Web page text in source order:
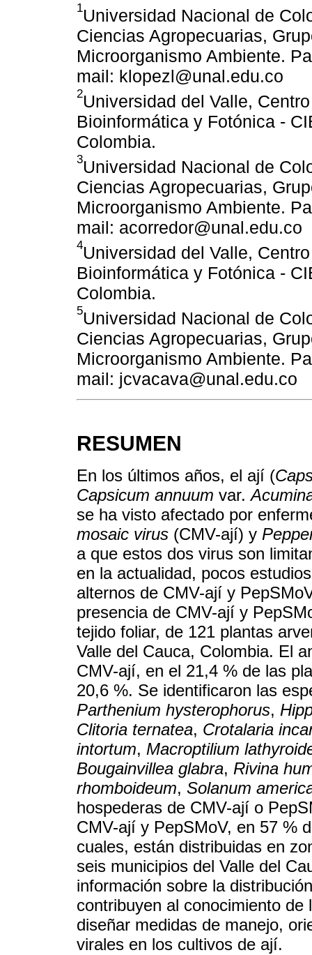
1Universidad Nacional de
Ciencias Agropecuarias,
Microorganismo Ambiente.
mail: klopezl@unal.edu.co
2Universidad del Valle,
Bioinformática y Fotónica -
Colombia.
3Universidad Nacional de
Ciencias Agropecuarias,
Microorganismo Ambiente.
mail: acorredor@unal.edu.co
4Universidad del Valle,
Bioinformática y Fotónica -
Colombia.
5Universidad Nacional de
Ciencias Agropecuarias,
Microorganismo Ambiente.
mail: jcvacava@unal.edu.co
RESUMEN
En los últimos años, el ají (
Capsicum annuum var.
se ha visto afectado por
mosaic virus (CMV-ají) y
a que estos dos virus son
en la actualidad, pocos
alternos de CMV-ají y
presencia de CMV-ají y
tejido foliar, de 121 plantas
Valle del Cauca, Colombia. El
CMV-ají, en el 21,4 % de las
20,6 %. Se identificaron las
Parthenium hysterophorus,
Clitoria ternatea, Crotalaria
intortum, Macroptilium
Bougainvillea glabra, Rivina
rhomboideum, Solanum
hospederas de CMV-ají o
CMV-ají y PepSMoV, en 57 %
cuales, están distribuidas en
seis municipios del Valle del
información sobre la
contribuyen al conocimiento
diseñar medidas de manejo,
virales en los cultivos de ají.